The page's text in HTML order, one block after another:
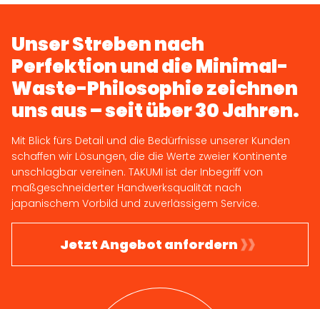
Unser Streben nach
Perfektion und die Minimal-
Waste-Philosophie zeichnen
uns aus – seit über 30 Jahren.
Mit Blick fürs Detail und die Bedürfnisse unserer Kunden
schaffen wir Lösungen, die die Werte zweier Kontinente
unschlagbar vereinen. TAKUMI ist der Inbegriff von
maßgeschneiderter Handwerksqualität nach
japanischem Vorbild und zuverlässigem Service.
Jetzt Angebot anfordern